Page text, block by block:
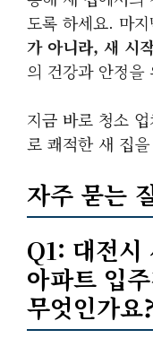
도록 하세요. 마지
가 아니라, 새 시
의 건강과 안정을
지금 바로 청소
로 쾌적한 새 집
자주 묻는
Q1: 대전시
아파트 입
무엇인가요?